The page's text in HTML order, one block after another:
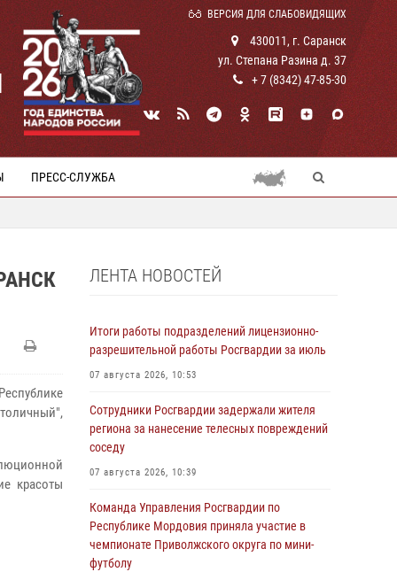
ВЕРСИЯ ДЛЯ СЛАБОВИДЯЩИХ
430011, г. Саранск
ул. Степана Разина д. 37
+ 7 (8342) 47-85-30
ПРЕСС-СЛУЖБА
красоты
ЛЕНТА НОВОСТЕЙ
Итоги работы подразделений лицензионно-
разрешительной работы Росгвардии за июль
07 августа 2026, 10:53
Сотрудники Росгвардии задержали жителя
региона за нанесение телесных повреждений
соседу
07 августа 2026, 10:39
Команда Управления Росгвардии по
Республике Мордовия приняла участие в
чемпионате Приволжского округа по мини-
футболу